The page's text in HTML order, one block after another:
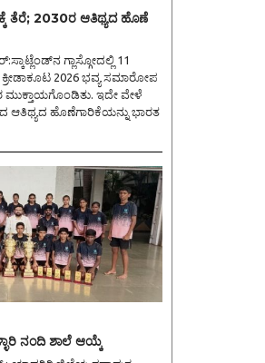
ತೆರೆ; 2030ರ ಆತಿಥ್ಯದ ಹೊಣೆ
2026 ಭವ್ಯ ಸಮಾರೋಪ
ಇದೇ ವೇಳೆ
ಆತಿಥ್ಯದ ಹೊಣೆಗಾರಿಕೆಯನ್ನು ಭಾರತ
ನಂದಿ ಶಾಲೆ ಆಯ್ಕೆ